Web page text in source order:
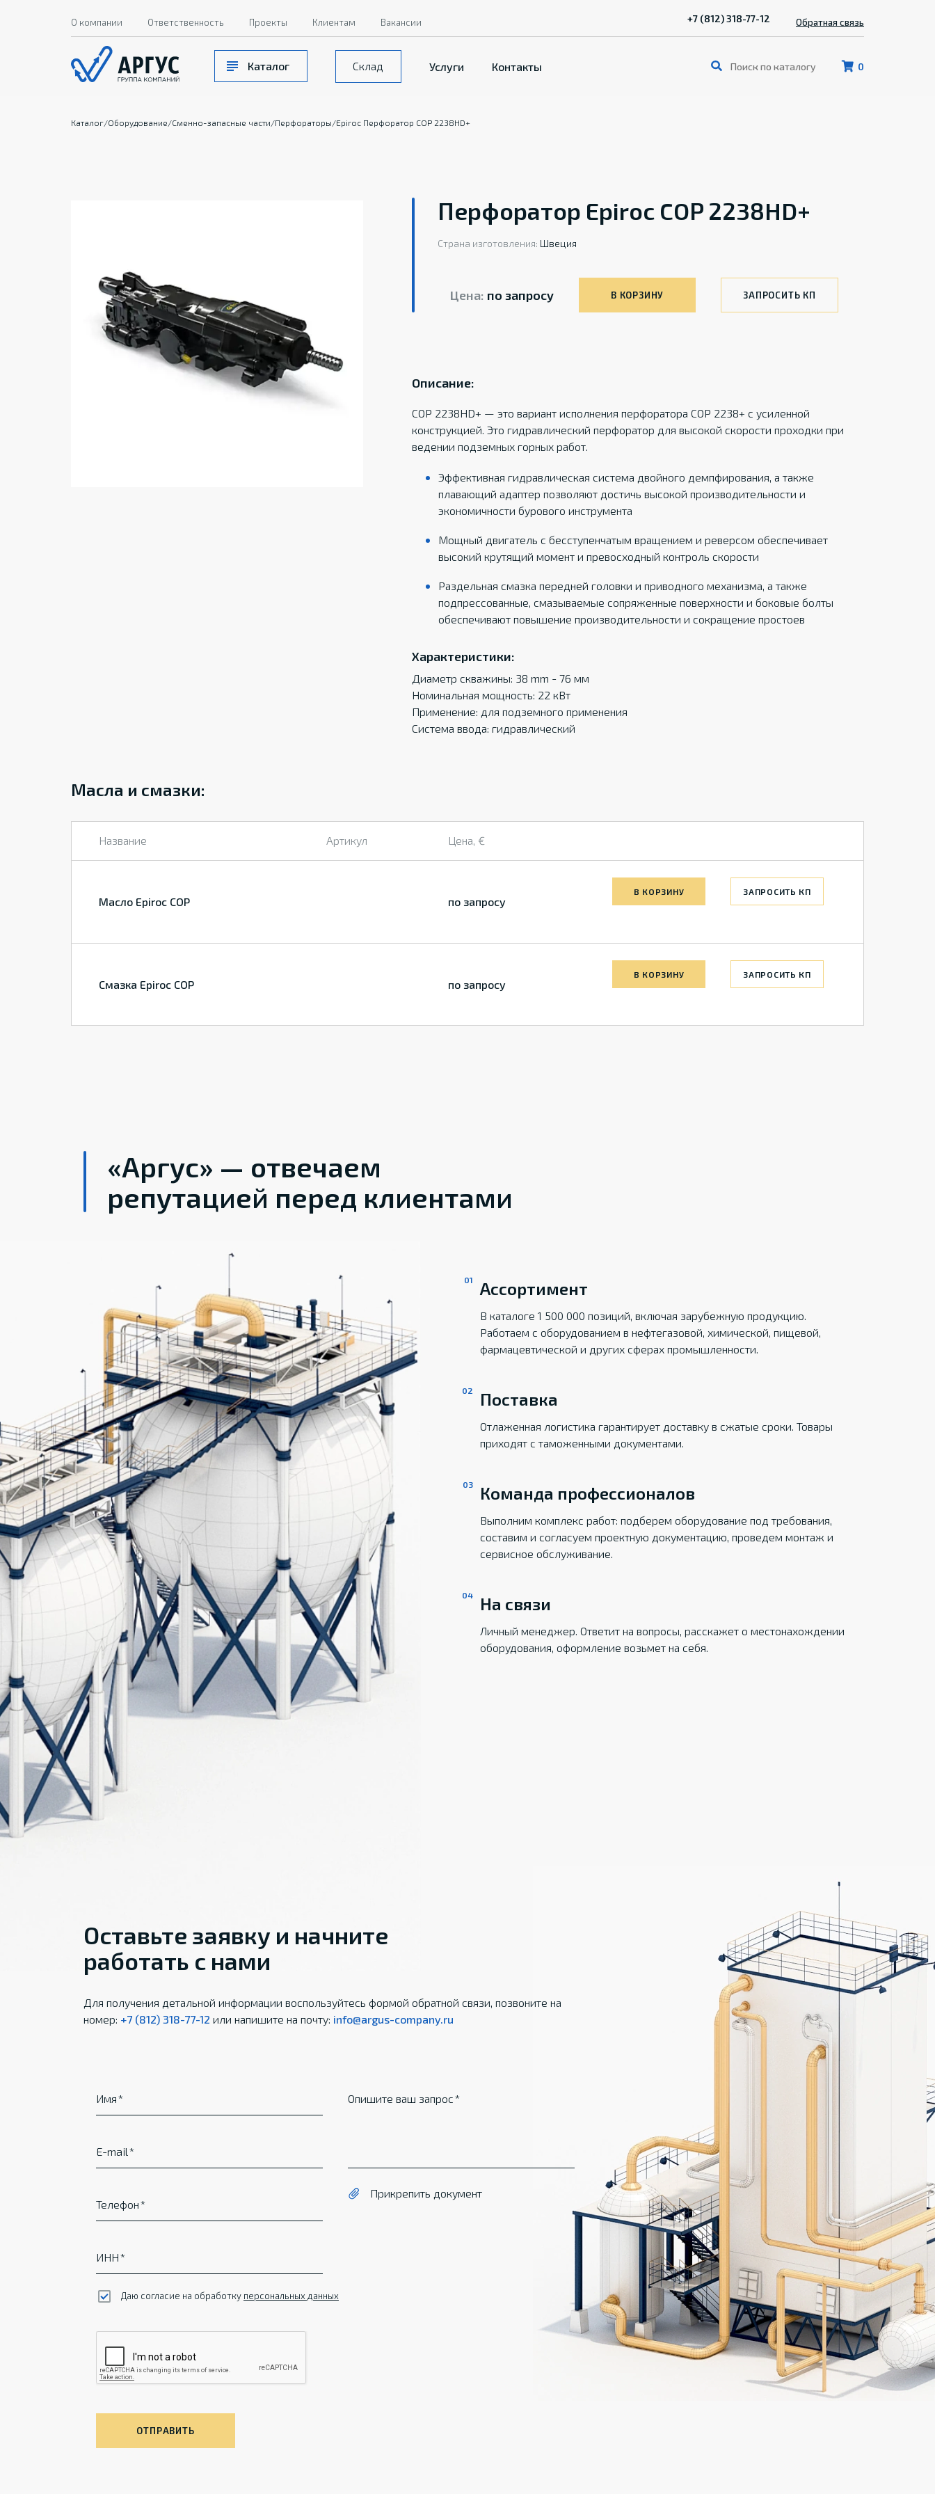
0
Каталог Склад Услуги Контакты
О компании Ответственность Проекты Клиентам Вакансии +7 (812) 318-77-12 Обратная связь
Каталог/Оборудование/Сменно-запасные части/Перфораторы/Epiroc Перфоратор COP 2238HD+
Перфоратор Epiroc COP 2238HD+
Страна изготовления: Швеция
Цена: по запросу В КОРЗИНУ ЗАПРОСИТЬ КП
Описание:
COP 2238HD+ — это вариант исполнения перфоратора COP 2238+ с усиленной
конструкцией. Это гидравлический перфоратор для высокой скорости проходки при
ведении подземных горных работ.
Эффективная гидравлическая система двойного демпфирования, а также
плавающий адаптер позволяют достичь высокой производительности и
экономичности бурового инструмента
Мощный двигатель с бесступенчатым вращением и реверсом обеспечивает
высокий крутящий момент и превосходный контроль скорости
Раздельная смазка передней головки и приводного механизма, а также
подпрессованные, смазываемые сопряженные поверхности и боковые болты
обеспечивают повышение производительности и сокращение простоев
Характеристики:
Диаметр скважины: 38 mm - 76 мм
Номинальная мощность: 22 кВт
Применение: для подземного применения
Система ввода: гидравлический
Масла и смазки:
Название Артикул Цена, €
Масло Epiroc COP по запросу
В КОРЗИНУ ЗАПРОСИТЬ КП
Смазка Epiroc COP по запросу
В КОРЗИНУ ЗАПРОСИТЬ КП
«Аргус» — отвечаем
репутацией перед клиентами
Ассортимент
В каталоге 1 500 000 позиций, включая зарубежную продукцию.
Работаем с оборудованием в нефтегазовой, химической, пищевой,
фармацевтической и других сферах промышленности.
Поставка
Отлаженная логистика гарантирует доставку в сжатые сроки. Товары
приходят с таможенными документами.
Команда профессионалов
Выполним комплекс работ: подберем оборудование под требования,
составим и согласуем проектную документацию, проведем монтаж и
сервисное обслуживание.
На связи
Личный менеджер. Ответит на вопросы, расскажет о местонахождении
оборудования, оформление возьмет на себя.
Оставьте заявку и начните
работать с нами
Для получения детальной информации воспользуйтесь формой обратной связи, позвоните на
номер: +7 (812) 318-77-12 или напишите на почту: info@argus-company.ru
Имя
E-mail
Телефон
ИНН
Опишите ваш запрос
Прикрепить документ
Даю согласие на обработку персональных данных
ОТПРАВИТЬ